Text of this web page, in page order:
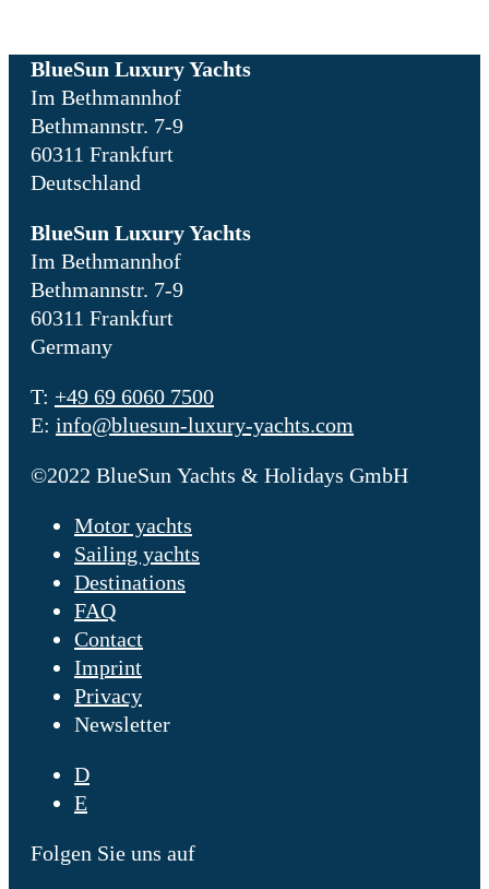
BlueSun Luxury Yachts
Im Bethmannhof
Bethmannstr. 7-9
60311 Frankfurt
Deutschland
BlueSun Luxury Yachts
Im Bethmannhof
Bethmannstr. 7-9
60311 Frankfurt
Germany
T: +49 69 6060 7500
E: info@bluesun-luxury-yachts.com
©2022 BlueSun Yachts & Holidays GmbH
Motor yachts
Sailing yachts
Destinations
FAQ
Contact
Imprint
Privacy
Newsletter
D
E
Folgen Sie uns auf